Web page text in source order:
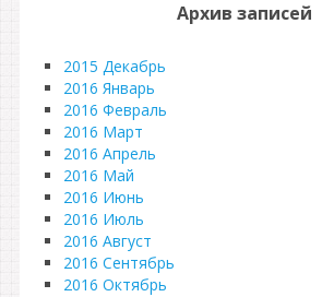
Архив записей
2015 Декабрь
2016 Январь
2016 Февраль
2016 Март
2016 Апрель
2016 Май
2016 Июнь
2016 Июль
2016 Август
2016 Сентябрь
2016 Октябрь